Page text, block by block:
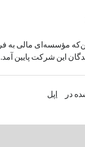
این شرکت پایین آمد.
در اپل